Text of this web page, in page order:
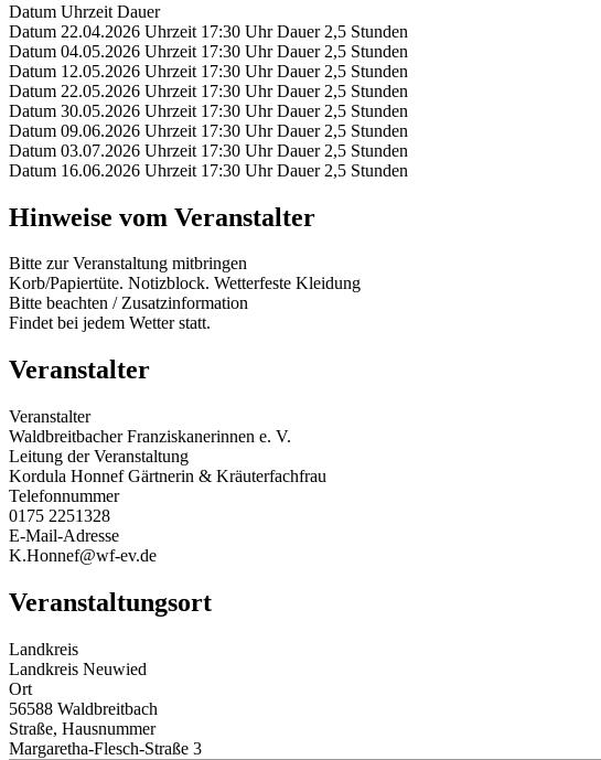
Datum Uhrzeit Dauer
Datum 22.04.2026 Uhrzeit 17:30 Uhr Dauer 2,5 Stunden
Datum 04.05.2026 Uhrzeit 17:30 Uhr Dauer 2,5 Stunden
Datum 12.05.2026 Uhrzeit 17:30 Uhr Dauer 2,5 Stunden
Datum 22.05.2026 Uhrzeit 17:30 Uhr Dauer 2,5 Stunden
Datum 30.05.2026 Uhrzeit 17:30 Uhr Dauer 2,5 Stunden
Datum 09.06.2026 Uhrzeit 17:30 Uhr Dauer 2,5 Stunden
Datum 03.07.2026 Uhrzeit 17:30 Uhr Dauer 2,5 Stunden
Datum 16.06.2026 Uhrzeit 17:30 Uhr Dauer 2,5 Stunden
Hinweise vom Veranstalter
Bitte zur Veranstaltung mitbringen
Korb/Papiertüte. Notizblock. Wetterfeste Kleidung
Bitte beachten / Zusatzinformation
Findet bei jedem Wetter statt.
Veranstalter
Veranstalter
Waldbreitbacher Franziskanerinnen e. V.
Leitung der Veranstaltung
Kordula Honnef Gärtnerin & Kräuterfachfrau
Telefonnummer
0175 2251328
E-Mail-Adresse
K.Honnef@wf-ev.de
Veranstaltungsort
Landkreis
Landkreis Neuwied
Ort
56588 Waldbreitbach
Straße, Hausnummer
Margaretha-Flesch-Straße 3